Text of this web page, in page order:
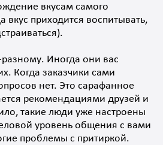
вкусам самого
вкус приходится воспитывать,
Иногда они вас
Когда заказчики сами
нет. Это сарафанное
рекомендациями друзей и
такие люди уже настроены
уровень общения с вами
проблемы с притиркой.